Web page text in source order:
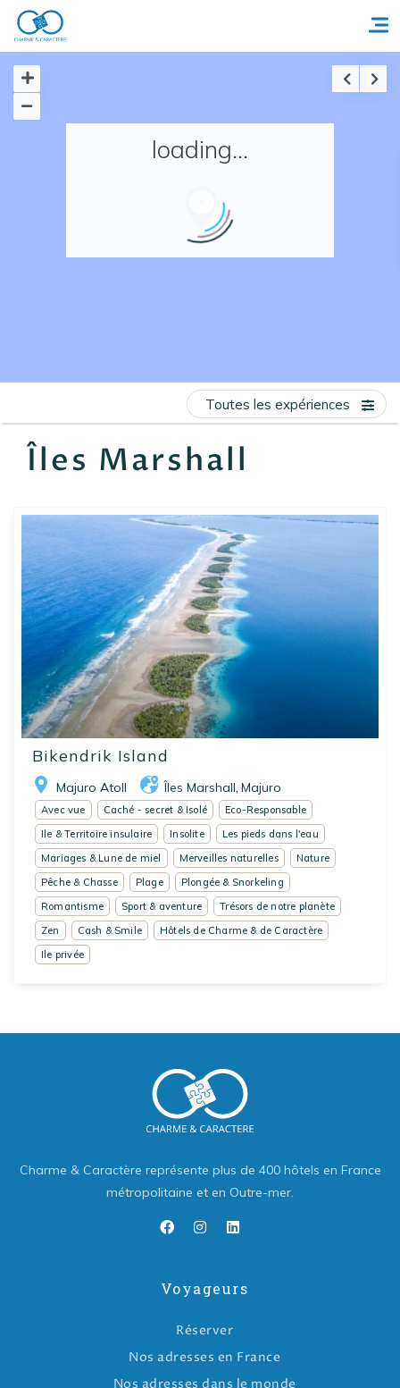
Accueil
Nos adresses en France
loading...
Îles Marshall
Toutes les expériences
Bikendrik Island
Majuro Atoll Îles Marshall Majuro
Avec vue Caché - secret & Isolé
Eco-Responsable
Ile & Territoire insulaire
Insolite
Les pieds dans l'eau
Mariages & Lune de miel
Merveilles naturelles
Nature
Pêche & Chasse
Plage
Plongée & Snorkeling
Romantisme
Sport & aventure
Trésors de notre planète
Zen
Cash & Smile
Hôtels de Charme & de Caractère
Ile privée
Charme & Caractère représente plus de 400 hôtels en France
métropolitaine et en Outre-mer.
Voyageurs
Réserver
Nos adresses en France
Nos adresses dans le monde